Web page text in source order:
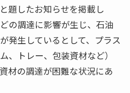
題したお知らせを掲載し
の調達に影響が生じ、石油
発生しているとして、プラス
、トレー、包装資材など）
材の調達が困難な状況にあ